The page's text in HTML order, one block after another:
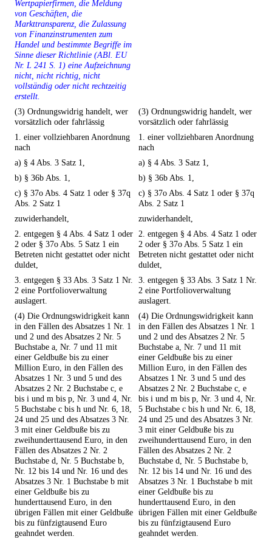
Wertpapierfirmen, die Meldung
von Geschäften, die
Markttransparenz, die Zulassung
von Finanzinstrumenten zum
Handel und bestimmte Begriffe im
Sinne dieser Richtlinie (ABl. EU
Nr. L 241 S. 1) eine Aufzeichnung
nicht, nicht richtig, nicht
vollständig oder nicht rechtzeitig
erstellt.
(3) Ordnungswidrig handelt, wer
vorsätzlich oder fahrlässig
(3) Ordnungswidrig handelt, wer
vorsätzlich oder fahrlässig
1. einer vollziehbaren Anordnung
nach
1. einer vollziehbaren Anordnung
nach
a) § 4 Abs. 3 Satz 1,
a) § 4 Abs. 3 Satz 1,
b) § 36b Abs. 1,
b) § 36b Abs. 1,
c) § 37o Abs. 4 Satz 1 oder § 37q
Abs. 2 Satz 1
c) § 37o Abs. 4 Satz 1 oder § 37q
Abs. 2 Satz 1
zuwiderhandelt,
zuwiderhandelt,
2. entgegen § 4 Abs. 4 Satz 1 oder
2 oder § 37o Abs. 5 Satz 1 ein
Betreten nicht gestattet oder nicht
duldet,
2. entgegen § 4 Abs. 4 Satz 1 oder
2 oder § 37o Abs. 5 Satz 1 ein
Betreten nicht gestattet oder nicht
duldet,
3. entgegen § 33 Abs. 3 Satz 1 Nr.
2 eine Portfolioverwaltung
auslagert.
3. entgegen § 33 Abs. 3 Satz 1 Nr.
2 eine Portfolioverwaltung
auslagert.
(4) Die Ordnungswidrigkeit kann
in den Fällen des Absatzes 1 Nr. 1
und 2 und des Absatzes 2 Nr. 5
Buchstabe a, Nr. 7 und 11 mit
einer Geldbuße bis zu einer
Million Euro, in den Fällen des
Absatzes 1 Nr. 3 und 5 und des
Absatzes 2 Nr. 2 Buchstabe c, e
bis i und m bis p, Nr. 3 und 4, Nr.
5 Buchstabe c bis h und Nr. 6, 18,
24 und 25 und des Absatzes 3 Nr.
3 mit einer Geldbuße bis zu
zweihunderttausend Euro, in den
Fällen des Absatzes 2 Nr. 2
Buchstabe d, Nr. 5 Buchstabe b,
Nr. 12 bis 14 und Nr. 16 und des
Absatzes 3 Nr. 1 Buchstabe b mit
einer Geldbuße bis zu
hunderttausend Euro, in den
übrigen Fällen mit einer Geldbuße
bis zu fünfzigtausend Euro
geahndet werden.
(4) Die Ordnungswidrigkeit kann
in den Fällen des Absatzes 1 Nr. 1
und 2 und des Absatzes 2 Nr. 5
Buchstabe a, Nr. 7 und 11 mit
einer Geldbuße bis zu einer
Million Euro, in den Fällen des
Absatzes 1 Nr. 3 und 5 und des
Absatzes 2 Nr. 2 Buchstabe c, e
bis i und m bis p, Nr. 3 und 4, Nr.
5 Buchstabe c bis h und Nr. 6, 18,
24 und 25 und des Absatzes 3 Nr.
3 mit einer Geldbuße bis zu
zweihunderttausend Euro, in den
Fällen des Absatzes 2 Nr. 2
Buchstabe d, Nr. 5 Buchstabe b,
Nr. 12 bis 14 und Nr. 16 und des
Absatzes 3 Nr. 1 Buchstabe b mit
einer Geldbuße bis zu
hunderttausend Euro, in den
übrigen Fällen mit einer Geldbuße
bis zu fünfzigtausend Euro
geahndet werden.